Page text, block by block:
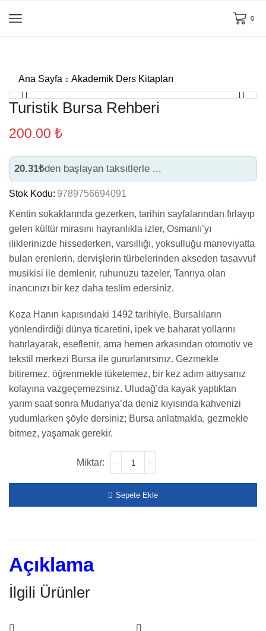
0
Ana Sayfa Akademik Ders Kitapları
Turistik Bursa Rehberi
200.00 ₺
20.31₺den başlayan taksitlerle ...
Stok Kodu: 9789756694091
Kentin sokaklarında gezerken, tarihin sayfalarından fırlayıp
gelen kültür mirasını hayranlıkla izler, Osmanlı’yı
iliklerinizde hissederken, varsıllığı, yoksulluğu maneviyatta
bulan erenlerin, dervişlerin türbelerinden akseden tasavvuf
musikisi ile demlenir, ruhunuzu tazeler, Tanrıya olan
inancınızı bir kez daha teslim edersiniz.
Koza Hanın kapısındaki 1492 tarihiyle, Bursalıların
yönlendirdiği dünya ticaretini, ipek ve baharat yollarını
hatırlayarak, eseflenir, ama hemen arkasından otomotiv ve
tekstil merkezi Bursa ile gururlanırsınız. Gezmekle
bitiremez, öğrenmekle tüketemez, bir kez adım attıysanız
kolayına vazgeçemezsiniz. Uludağ’da kayak yaptıktan
yarım saat sonra Mudanya’da deniz kıyısında kahvenizi
yudumlarken şöyle dersiniz; Bursa anlatmakla, gezmekle
bitmez, yaşamak gerekir.
Sepete Ekle
Açıklama
İlgili Ürünler